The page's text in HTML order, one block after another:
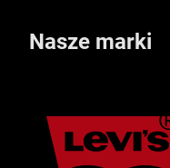
Nasze marki